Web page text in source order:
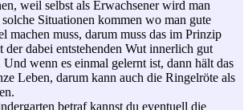
weil selbst als Erwachsener wird man
Situationen kommen wo man gute
machen muss, darum muss das im Prinzip
dabei entstehenden Wut innerlich gut
wenn es einmal gelernt ist, dann hält das
Leben, darum kann auch die Ringelröte als
betraf kannst du eventuell die